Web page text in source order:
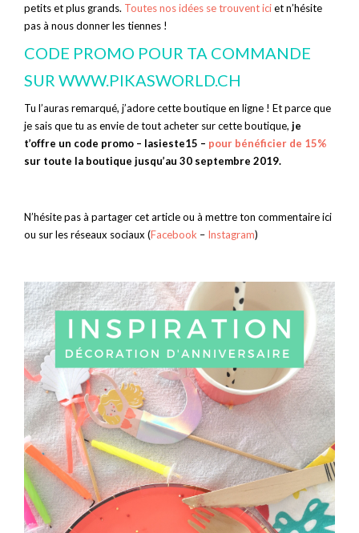
petits et plus grands. Toutes nos idées se trouvent iciet n’hésite
pas à nous donner les tiennes !
CODE PROMO POUR TA COMMANDE
SUR WWW.PIKASWORLD.CH
Tu l’auras remarqué, j’adore cette boutique en ligne ! Et parce que
je sais que tu as envie de tout acheter sur cette boutique, je
t’offre un code promo – lasieste15 – pour bénéficier de 15%
sur toute la boutique jusqu’au 30 septembre 2019.
N’hésite pas à partager cet article ou à mettre ton commentaire ici
ou sur les réseaux sociaux (Facebook – Instagram)